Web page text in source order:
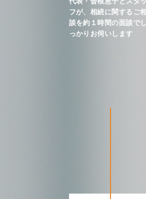
フが、相続に関するご相
談を約１時間の面談でし
っかりお伺いします